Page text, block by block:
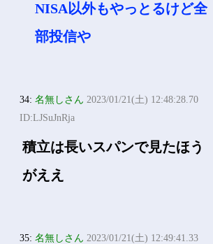
NISA以外もやっとるけど全
部投信や
34:名無しさん 2023/01/21(土) 12:48:28.70
ID:LJSuJnRja
積立は長いスパンで見たほう
がええ
35:名無しさん 2023/01/21(土) 12:49:41.33